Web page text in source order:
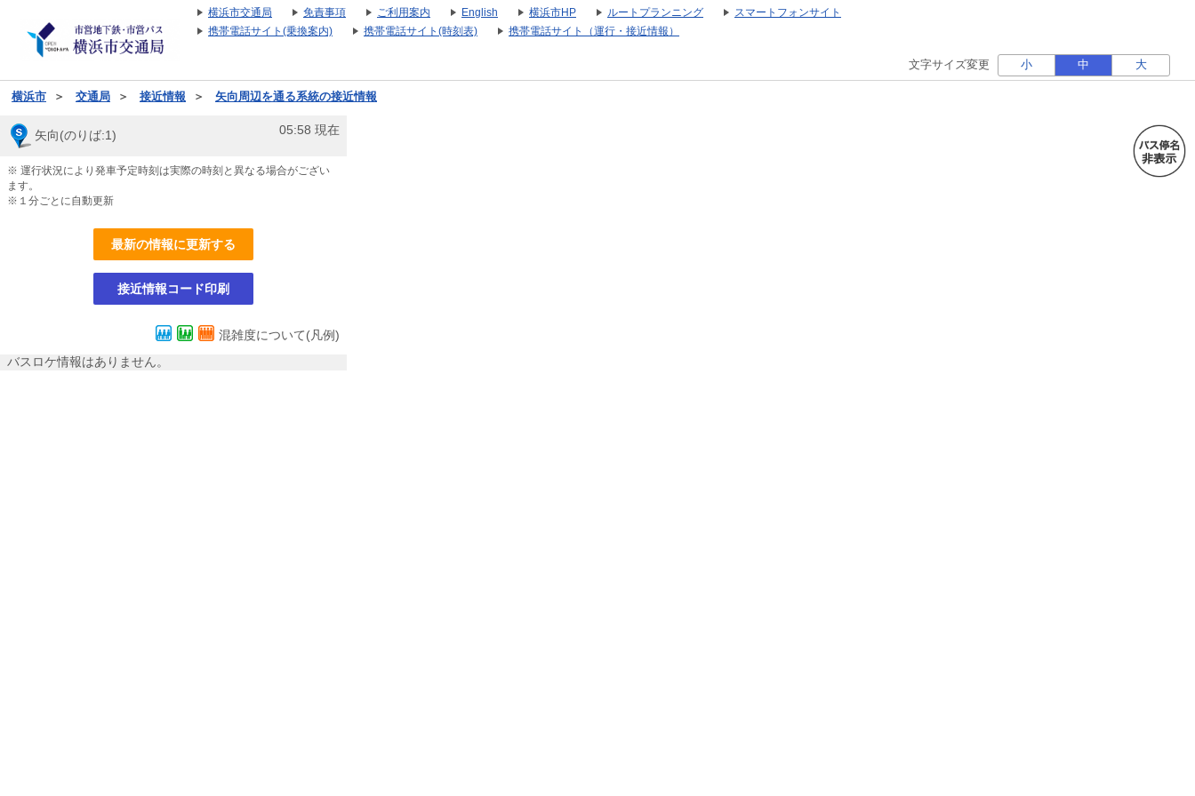
横浜市交通局 免責事項 ご利用案内 English 横浜市HP ルートプランニング
スマートフォンサイト
携帯電話サイト(乗換案内)
携帯電話サイト(時刻表) 携帯電話サイト（運行・接近情報）
文字サイズ変更 小 中 大
横浜市 ＞ 交通局 ＞ 接近情報 ＞ 矢向周辺を通る系統の接近情報
矢向(のりば:1) 05:58 現在
※ 運行状況により発車予定時刻は実際の時刻と異なる場合がござい
ます。
※１分ごとに自動更新
最新の情報に更新する
接近情報コード印刷
混雑度について(凡例)
バスロケ情報はありません。